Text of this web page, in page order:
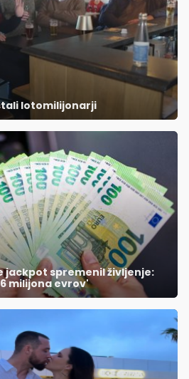
lotomilijonarji
jackpot spremenil življenje:
milijona evrov'